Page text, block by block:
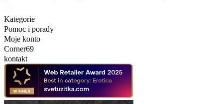
Kategorie
Pomoc i porady
Moje konto
Corner69
kontakt